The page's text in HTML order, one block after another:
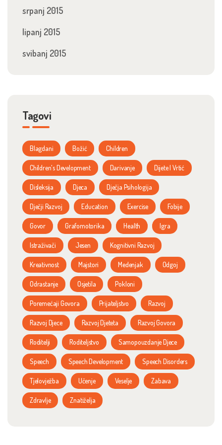
srpanj 2015
lipanj 2015
svibanj 2015
Tagovi
Blagdani Božić Children
Children's Development Darivanje Dijete I Vrtić
Disleksija Djeca Dječja Psihologija
Dječji Razvoj Education Exercise Fobije
Govor Grafomotorika Health Igra
Istraživači Jesen Kognitivni Razvoj
Kreativnost Majstori Medenjak Odgoj
Odrastanje Osjetila Pokloni
Poremećaji Govora Prijateljstvo Razvoj
Razvoj Djece Razvoj Djeteta Razvoj Govora
Roditelji Roditeljstvo Samopouzdanje Djece
Speech Speech Development Speech Disorders
Tjelovježba Učenje Veselje Zabava
Zdravlje Znatiželja